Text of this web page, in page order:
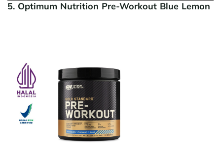
5. Optimum Nutrition Pre-Workout Blue Lemon